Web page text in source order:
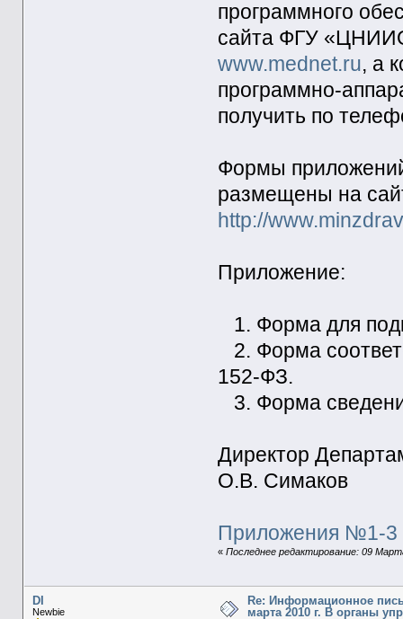
программного
сайта ФГУ
www.mednet.ru, а
программно-
получить по
Формы
размещены на
http://
Приложение:
1. Форма для
2. Форма
152-ФЗ.
3. Форма
Директор
О.В. Симаков
Приложения №1-3
«Последнее редактирование: 09
DI
Newbie
Re: Информационное
марта 2010 г. В органы